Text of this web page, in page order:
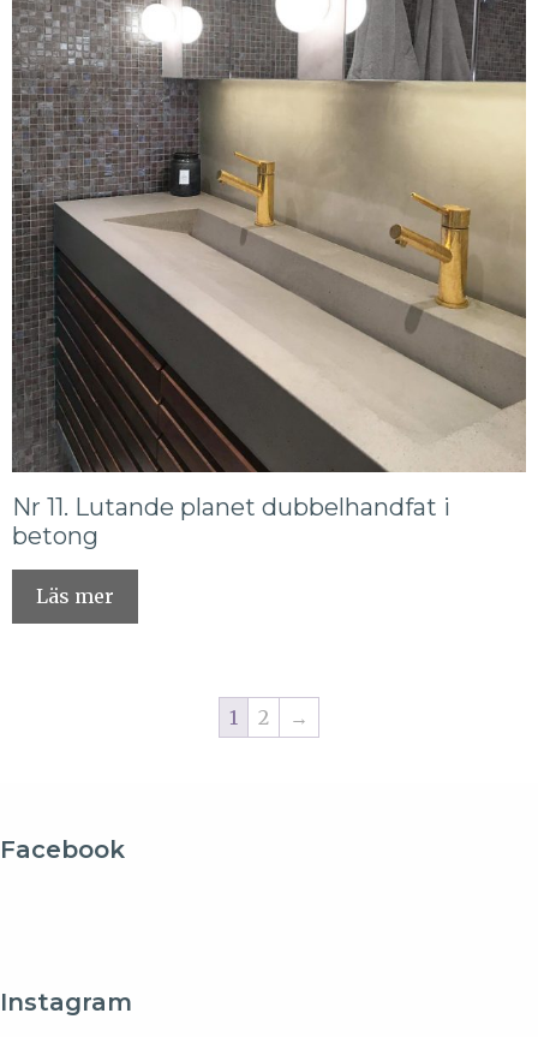
Nr 11. Lutande planet dubbelhandfat i
betong
Läs mer
1 2 →
Facebook
Instagram